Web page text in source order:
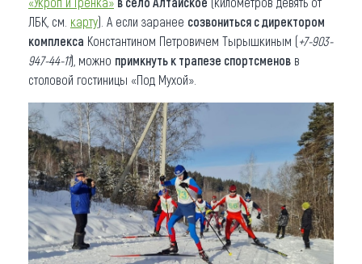
ЛБК, см. карту). А если заранее созвониться с директором
комплекса Константином Петровичем Тырышкиным (+7-903-
947-44-11), можно примкнуть к трапезе спортсменов в
столовой гостиницы «Под Мухой».